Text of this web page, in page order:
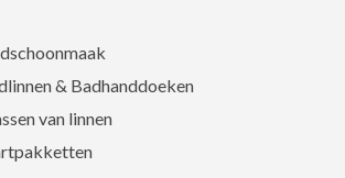
& Badhanddoeken
van linnen